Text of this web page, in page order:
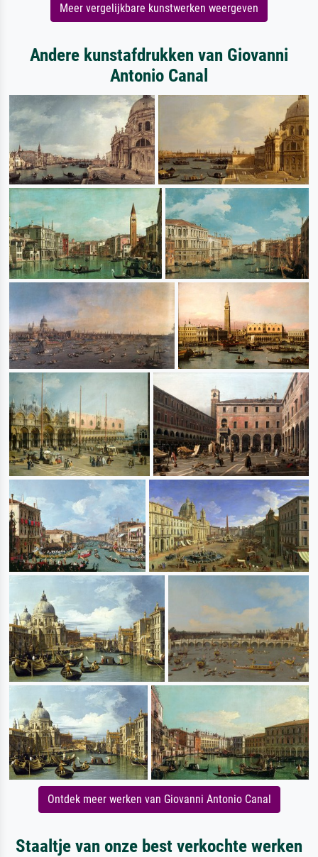
Meer vergelijkbare kunstwerken weergeven
Andere kunstafdrukken van Giovanni
Antonio Canal
Ontdek meer werken van Giovanni Antonio Canal
Staaltje van onze best verkochte werken